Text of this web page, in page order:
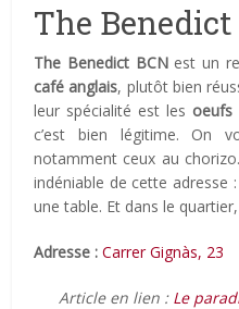
The Benedict
The Benedict BCNest un
café anglais, plutôt bien
leur spécialité est les oeufs
c’est bien légitime. On
notamment ceux au
indéniable de cette adresse
une table. Et dans le
Adresse : Carrer Gignàs, 23
Article en lien : Le